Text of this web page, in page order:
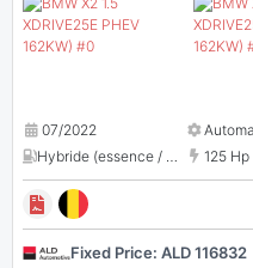
07/2022
Hybride (essence / électrique)
,
125
Fixed Price: ALD 116832